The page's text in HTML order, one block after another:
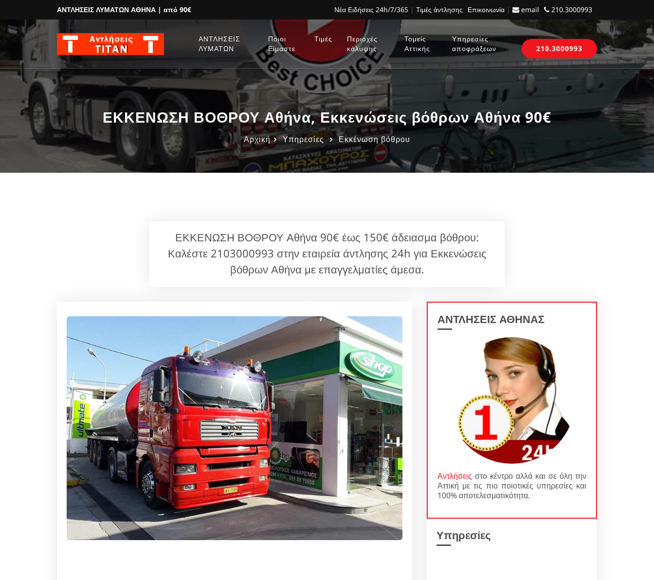
ΑΝΤΛΗΣΕΙΣ ΛΥΜΑΤΩΝ ΑΘΗΝΑ | από 90€ Νέα Ειδήσεις 24h/7/365 | Τιμές άντλησης Επικοινωνία | email 210.3000993
ΑΝΤΛΗΣΕΙΣ
ΛΥΜΑΤΩΝ
Ποιοι
Είμαστε
Τιμές
Περιοχές
κάλυψης
Τομείς
Αττικής
Υπηρεσίες
αποφράξεων
210.3000993
ΕΚΚΕΝΩΣΗ ΒΟΘΡΟΥ Αθήνα, Εκκενώσεις βόθρων Αθήνα 90€
Αρχική Υπηρεσίες Εκκένωση βόθρου
ΕΚΚΕΝΩΣΗ ΒΟΘΡΟΥ Αθήνα 90€ έως 150€ άδειασμα βόθρου:
Καλέστε 2103000993 στην εταιρεία άντλησης 24h για Εκκενώσεις
βόθρων Αθήνα με επαγγελματίες άμεσα.
ΑΝΤΛΗΣΕΙΣ ΑΘΗΝΑΣ
Αντλήσεις στο κέντρο αλλά και σε όλη την
Αττική με τις πιο ποιοτικές υπηρεσίες και
100% αποτελεσματικότητα.
Υπηρεσίες